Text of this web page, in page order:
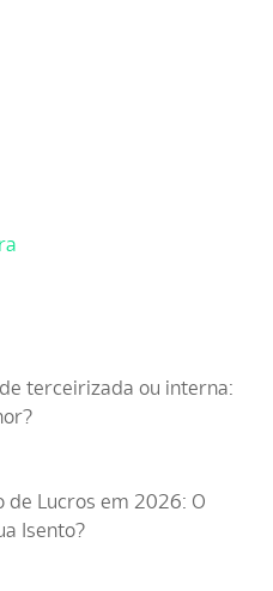
terceirizada ou interna:
de Lucros em 2026: O
Isento?